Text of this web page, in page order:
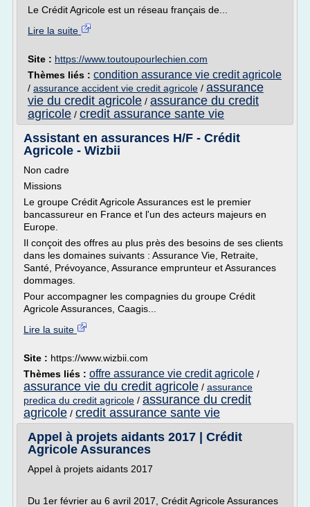
Le Crédit Agricole est un réseau français de...
Lire la suite
Site : https://www.toutoupourlechien.com
Thèmes liés : condition assurance vie credit agricole
/ assurance accident vie credit agricole / assurance
vie du credit agricole / assurance du credit
agricole / credit assurance sante vie
Assistant en assurances H/F - Crédit
Agricole - Wizbii
Non cadre
Missions
Le groupe Crédit Agricole Assurances est le premier
bancassureur en France et l'un des acteurs majeurs en
Europe.
Il conçoit des offres au plus près des besoins de ses clients
dans les domaines suivants : Assurance Vie, Retraite,
Santé, Prévoyance, Assurance emprunteur et Assurances
dommages.
Pour accompagner les compagnies du groupe Crédit
Agricole Assurances, Caagis...
Lire la suite
Site : https://www.wizbii.com
Thèmes liés : offre assurance vie credit agricole /
assurance vie du credit agricole / assurance
predica du credit agricole / assurance du credit
agricole / credit assurance sante vie
Appel à projets aidants 2017 | Crédit
Agricole Assurances
Appel à projets aidants 2017
Du 1er février au 6 avril 2017, Crédit Agricole Assurances